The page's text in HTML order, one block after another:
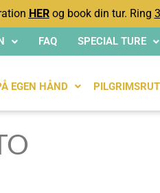
HERog book din tur. Ring
FAQ SPECIAL TURE
EGEN HÅND